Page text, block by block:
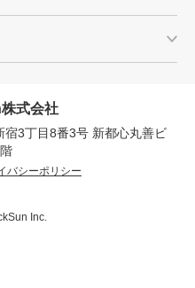
会社概要資料をダウンロー
ドする
式会社
3丁目8番3号 新都心丸善ビ
バシーポリシー
Inc.